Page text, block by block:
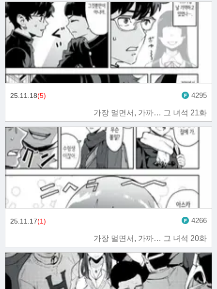
가장 멀면서, 가까… 그 녀석 21화
25.11.18(5) 4295
가장 멀면서, 가까… 그 녀석 20화
25.11.17(1) 4266